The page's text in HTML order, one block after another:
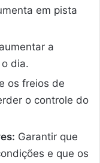
em pista
a
dia.
os freios de
o controle do
Garantir que
e que os